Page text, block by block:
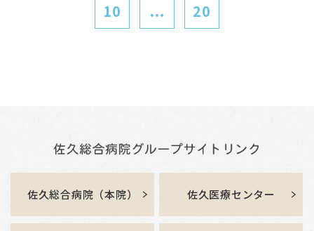
10 ... 20
佐久総合病院（本院） 佐久医療センター